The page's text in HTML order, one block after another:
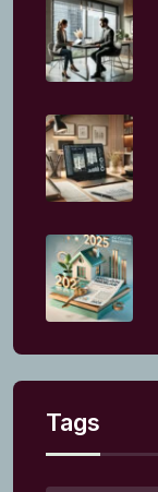
Tags